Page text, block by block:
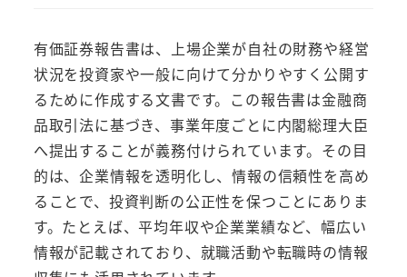
有価証券報告書は、上場企業が自社の財務や経営
状況を投資家や一般に向けて分かりやすく公開す
るために作成する文書です。この報告書は金融商
品取引法に基づき、事業年度ごとに内閣総理大臣
へ提出することが義務付けられています。その目
的は、企業情報を透明化し、情報の信頼性を高め
ることで、投資判断の公正性を保つことにありま
す。たとえば、平均年収や企業業績など、幅広い
情報が記載されており、就職活動や転職時の情報